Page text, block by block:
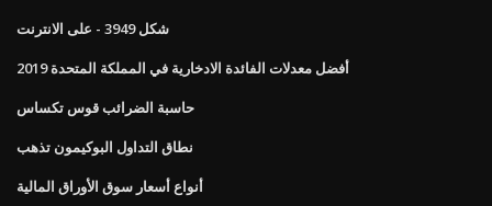
شكل 3949 - على الانترنت
أفضل معدلات الفائدة الادخارية في المملكة المتحدة 2019
حاسبة الضرائب قوس تكساس
نطاق التداول البوكيمون تذهب
أنواع أسعار سوق الأوراق المالية